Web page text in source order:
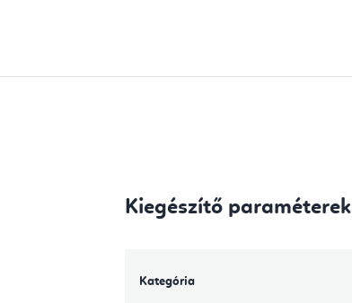
Kiegészítő paraméterek
Kategória